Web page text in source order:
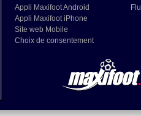
Appli Maxifoot Android
Appli Maxifoot iPhone
Site web Mobile
Choix de consentement